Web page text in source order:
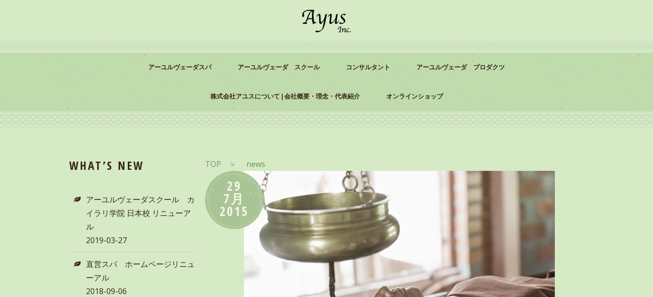
アーユルヴェーダスパ アーユルヴェーダ スクール コンサルタント アーユルヴェーダ プロダクツ
株式会社アユスについて | 会社概要・理念・代表紹介 オンラインショップ
WHAT’S NEW
アーユルヴェーダスクール カ
イラリ学院 日本校 リニューア
ル
2019-03-27
直営スパ ホームページリニュ
ーアル
2018-09-06
TOP ＞ news
29
7月
2015